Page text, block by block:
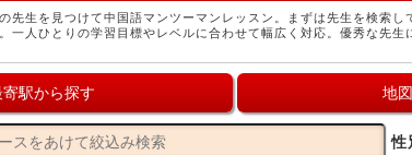
先生を見つけて中国語マンツーマンレッスン。まずは先生を検索
一人ひとりの学習目標やレベルに合わせて幅広く対応。優秀な先
寄駅から探す 地
性